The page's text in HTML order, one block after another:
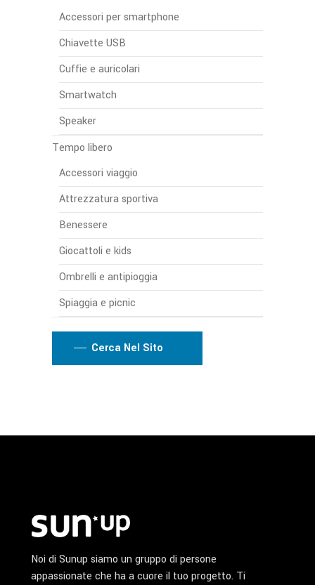
Accessori per smartphone
Chiavette USB
Cuffie e auricolari
Smartwatch
Speaker
Tempo libero
Accessori viaggio
Attrezzatura sportiva
Benessere
Giocattoli e kids
Ombrelli e antipioggia
Spiaggia e picnic
Cerca Nel Sito
Noi di Sunup siamo un gruppo di persone
appassionate che ha a cuore il tuo progetto. Ti